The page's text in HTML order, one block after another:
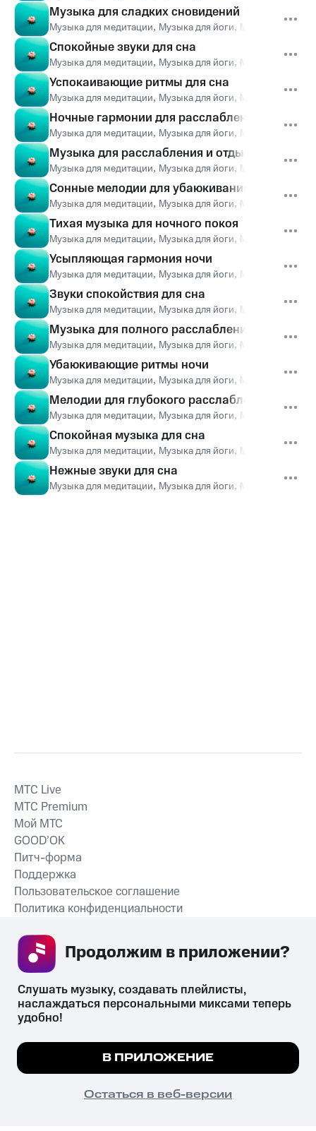
Музыка для сладких сновидений
Музыка для медитации, Музыка для йоги, Музыка для сна
Спокойные звуки для сна
Музыка для медитации, Музыка для йоги, Музыка для сна
Успокаивающие ритмы для сна
Музыка для медитации, Музыка для йоги, Музыка для сна
Ночные гармонии для расслабления
Музыка для медитации, Музыка для йоги, Музыка для сна
Музыка для расслабления и отдыха
Музыка для медитации, Музыка для йоги, Музыка для сна
Сонные мелодии для убаюкивания
Музыка для медитации, Музыка для йоги, Музыка для сна
Тихая музыка для ночного покоя
Музыка для медитации, Музыка для йоги, Музыка для сна
Усыпляющая гармония ночи
Музыка для медитации, Музыка для йоги, Музыка для сна
Звуки спокойствия для сна
Музыка для медитации, Музыка для йоги, Музыка для сна
Музыка для полного расслабления
Музыка для медитации, Музыка для йоги, Музыка для сна
Убаюкивающие ритмы ночи
Музыка для медитации, Музыка для йоги, Музыка для сна
Мелодии для глубокого расслабления
Музыка для медитации, Музыка для йоги, Музыка для сна
Спокойная музыка для сна
Музыка для медитации, Музыка для йоги, Музыка для сна
Нежные звуки для сна
Музыка для медитации, Музыка для йоги, Музыка для сна
СКАЧАТЬ ПРИЛОЖЕНИЕ
MTС Live
MTС Premium
Мой МТС
GOOD’OK
Питч-форма
Поддержка
Пользовательское соглашение
Политика конфиденциальности
психотропных веществ, их аналогов причиняет вред здоровью,
их незаконный оборот запрещён и влечёт установленную
законодательством ответственность.
© 2026 ООО «КИОН».
Все права защищены
Мы используем куки, чтобы на сайте все
Подробнее
ПОНЯТНО
Слушать музыку, создавать плейлисты,
наслаждаться персональными миксами теперь
удобно!
В ПРИЛОЖЕНИЕ
Остаться в веб-версии